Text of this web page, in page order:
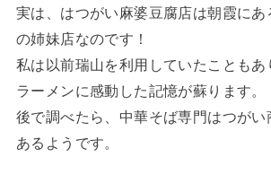
実は、はつがい麻婆豆腐店は朝霞にあ
の姉妹店なのです！
私は以前瑞山を利用していたこともあ
ラーメンに感動した記憶が蘇ります。
後で調べたら、中華そば専門はつがい
あるようです。